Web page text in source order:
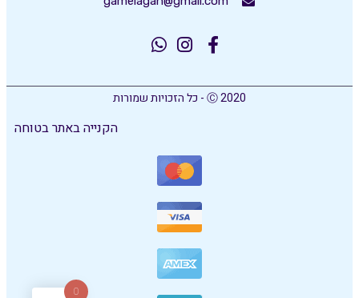
Ⓒ 2020 - כל הזכויות שמורות
הקנייה באתר בטוחה
0